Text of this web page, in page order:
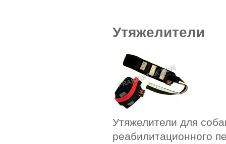
Утяжелители
Утяжелители для
реабилитационного